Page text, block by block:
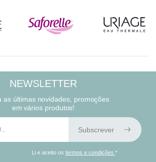
NEWSLETTER
as últimas novidades, promoções
em vários produtos!
Subscrever
Li e aceito ostermos e condições*